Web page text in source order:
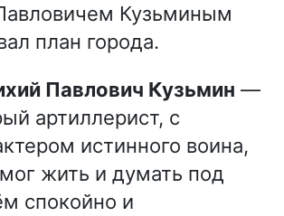
Кузьминым
план города.
Павлович Кузьмин —
артиллерист, с
истинного воина,
жить и думать под
спокойно и